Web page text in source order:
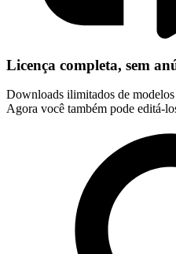
Licença completa, sem
Downloads ilimitados de
Agora você também pode editá-